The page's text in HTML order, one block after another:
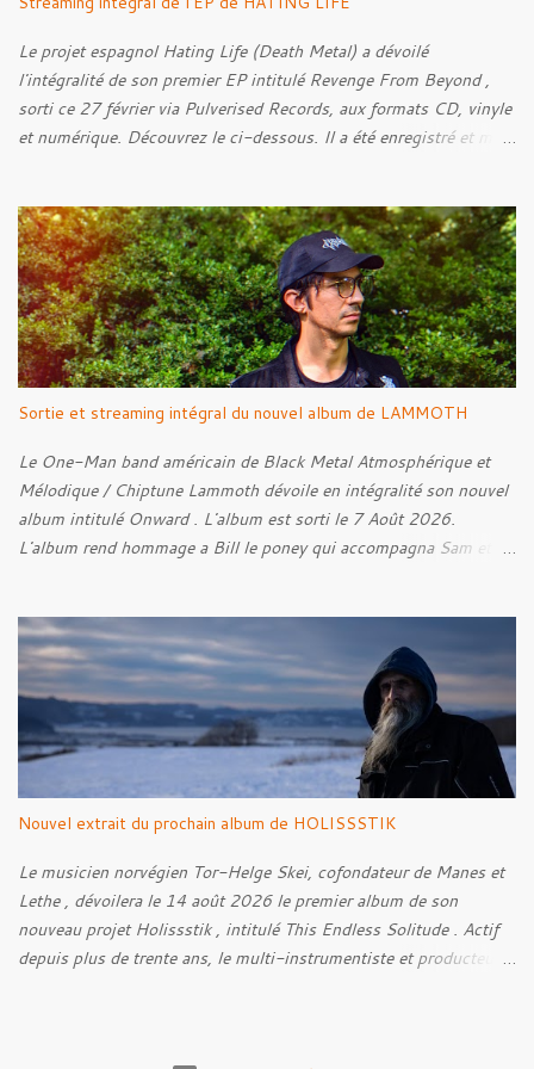
Le projet espagnol Hating Life (Death Metal) a dévoilé
l'intégralité de son premier EP intitulé Revenge From Beyond ,
sorti ce 27 février via Pulverised Records, aux formats CD, vinyle
et numérique. Découvrez le ci-dessous. Il a été enregistré et mixé
Rebellion Against The Vile 05. Revenge From Beyond 06. The
Sense Of Fear
Sortie et streaming intégral du nouvel album de LAMMOTH
Le One-Man band américain de Black Metal Atmosphérique et
Mélodique / Chiptune Lammoth dévoile en intégralité son nouvel
album intitulé Onward . L'album est sorti le 7 Août 2026.
L'album rend hommage a Bill le poney qui accompagna Sam et
Half-Starved Pony 02. To Be Free (Bill) 03. A Gardener - 04:05
04. Farewell, Good Beast of Burden 05. A Fox Passing Through
the Woods on Business of Their Own 06. The Road to Bree 07.
We Were Born to Suffer 08. Horsethieving 09. A Final Parting
Onward de Lammoth
Nouvel extrait du prochain album de HOLISSSTIK
Le musicien norvégien Tor-Helge Skei, cofondateur de Manes et
Lethe , dévoilera le 14 août 2026 le premier album de son
nouveau projet Holissstik , intitulé This Endless Solitude . Actif
depuis plus de trente ans, le multi-instrumentiste et producteur